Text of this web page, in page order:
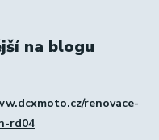
na blogu
renovace-
rd04